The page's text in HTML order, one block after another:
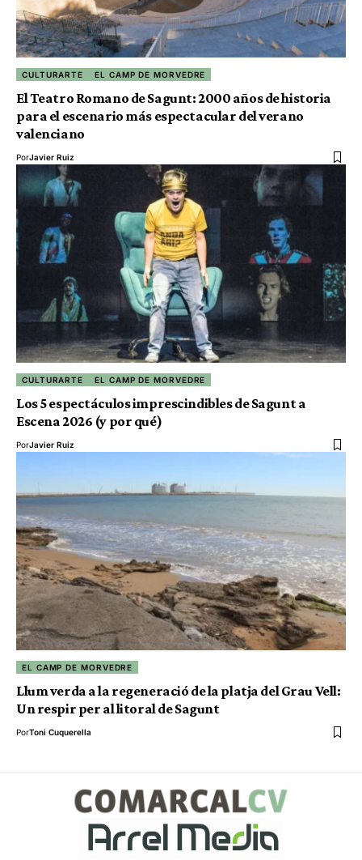
CULTURARTE EL CAMP DE MORVEDRE
El Teatro Romano de Sagunt: 2000 años de historia
para el escenario más espectacular del verano
valenciano
PorJavier Ruiz
CULTURARTE EL CAMP DE MORVEDRE
Los 5 espectáculos imprescindibles de Sagunt a
Escena 2026 (y por qué)
PorJavier Ruiz
EL CAMP DE MORVEDRE
Llum verda a la regeneració de la platja del Grau Vell:
Un respir per al litoral de Sagunt
PorToni Cuquerella